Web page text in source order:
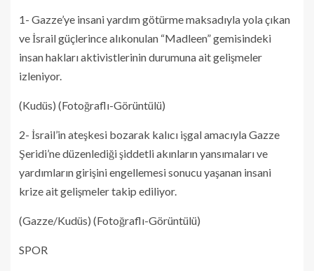
1- Gazze’ye insani yardım götürme maksadıyla yola çıkan
ve İsrail güçlerince alıkonulan “Madleen” gemisindeki
insan hakları aktivistlerinin durumuna ait gelişmeler
izleniyor.
(Kudüs) (Fotoğraflı-Görüntülü)
2- İsrail’in ateşkesi bozarak kalıcı işgal amacıyla Gazze
Şeridi’ne düzenlediği şiddetli akınların yansımaları ve
yardımların girişini engellemesi sonucu yaşanan insani
krize ait gelişmeler takip ediliyor.
(Gazze/Kudüs) (Fotoğraflı-Görüntülü)
SPOR